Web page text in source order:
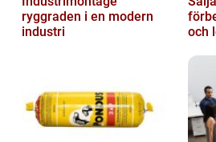
ryggraden i en modern
industri
och